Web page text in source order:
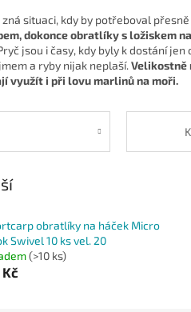
situaci, kdy by potřeboval
dokonce obratlíky s ložiskem
jsou i časy, kdy byly k dostání
a ryby nijak neplaší. Velikostně
využít i při lovu marlinů na moři.
obratlíky na háček Micro
Swivel 10 ks vel. 20
(>10 ks)